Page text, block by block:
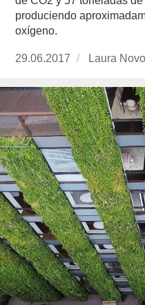
produciendo
oxígeno.
Publicado
29.06.2017
https://
munoz/
Laura